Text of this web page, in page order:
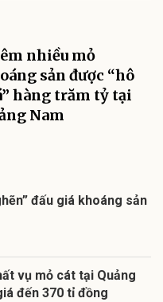
nhiều mỏ
sản được “hô
hàng trăm tỷ tại
Nam
đấu giá khoáng sản
vụ mỏ cát tại Quảng
đến 370 tỉ đồng